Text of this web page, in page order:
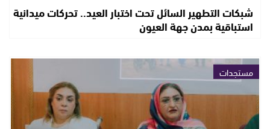
شبكات التطهير السائل تحت اختبار العيد.. تحركات ميدانية
استباقية بمدن جهة العيون
مستجدات